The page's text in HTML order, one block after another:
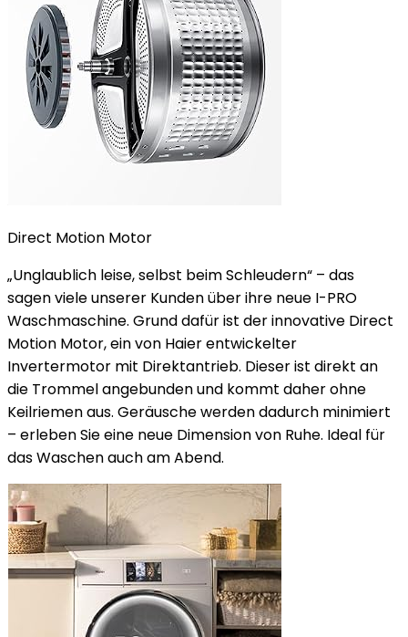
Direct Motion Motor
„Unglaublich leise, selbst beim Schleudern“ – das
sagen viele unserer Kunden über ihre neue I-PRO
Waschmaschine. Grund dafür ist der innovative Direct
Motion Motor, ein von Haier entwickelter
Invertermotor mit Direktantrieb. Dieser ist direkt an
die Trommel angebunden und kommt daher ohne
Keilriemen aus. Geräusche werden dadurch minimiert
– erleben Sie eine neue Dimension von Ruhe. Ideal für
das Waschen auch am Abend.